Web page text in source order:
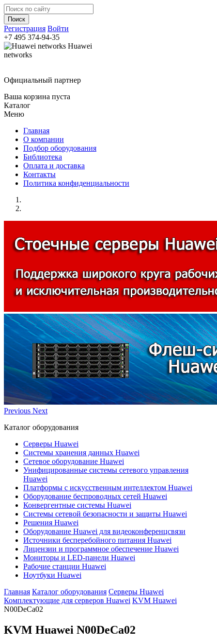
Регистрация Войти
+7 495 374-94-35
Huawei
networks
Официальный партнер
Ваша корзина пуста
Каталог
Меню
Главная
О компании
Подбор оборудования
Библиотека
Оплата и доставка
Контакты
Политика конфиденциальности
Previous Next
Каталог оборудования
Серверы Huawei
Системы хранения данных Huawei
Сетевое оборудование Huawei
Унифицированные системы сетевого управления
Huawei
Платформы с искусственным интеллектом Huawei
Оборудование беспроводных сетей Huawei
Конвергентные системы Huawei
Системы сетевой безопасности и защиты Huawei
Решения Huawei
Оборудование Huawei для видеоконференцсвязи
Источники бесперебойного питания Huawei
Лицензии и программное обеспечение Huawei
Мониторы и LED-панели Huawei
Рабочие станции Huawei
Ноутбуки Huawei
Главная Каталог оборудования Серверы Huawei
Комплектующие для серверов Huawei KVM Huawei
N00DeCa02
KVM Huawei N00DeCa02